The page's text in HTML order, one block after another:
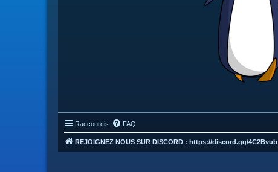
Raccourcis FAQ
REJOIGNEZ NOUS SUR DISCORD : https://discord.gg/4C2Bvub